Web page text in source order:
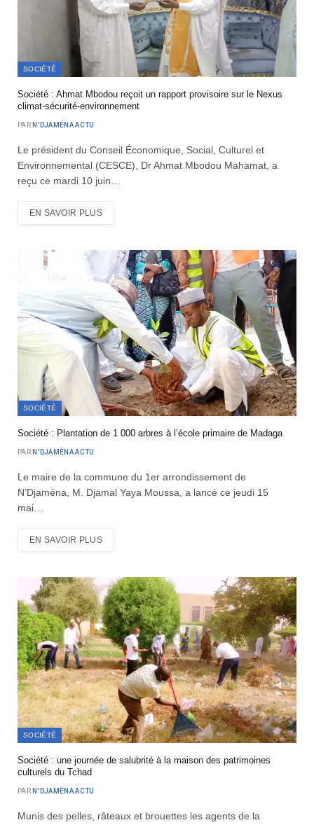
SOCIÉTÉ
Société : Ahmat Mbodou reçoit un rapport provisoire sur le Nexus
climat-sécurité-environnement
PAR N'DJAMÉNA ACTU
Le président du Conseil Économique, Social, Culturel et
Environnemental (CESCE), Dr Ahmat Mbodou Mahamat, a
reçu ce mardi 10 juin…
EN SAVOIR PLUS
SOCIÉTÉ
Société : Plantation de 1 000 arbres à l’école primaire de Madaga
PAR N'DJAMÉNA ACTU
Le maire de la commune du 1er arrondissement de
N’Djaména, M. Djamal Yaya Moussa, a lancé ce jeudi 15
mai…
EN SAVOIR PLUS
SOCIÉTÉ
Société : une journée de salubrité à la maison des patrimoines
culturels du Tchad
PAR N'DJAMÉNA ACTU
Munis des pelles, râteaux et brouettes les agents de la